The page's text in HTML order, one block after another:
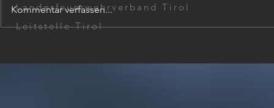
Kommentar verfassen...
Landesfeuerwehrverband Tirol
Leitstelle Tirol